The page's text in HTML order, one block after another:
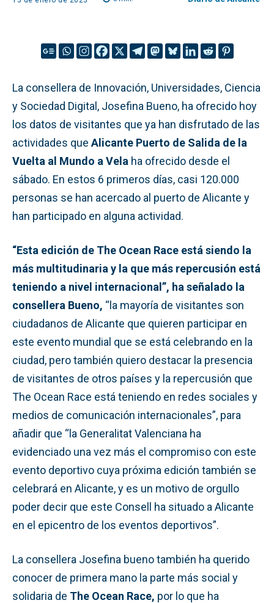
La consellera de Innovación, Universidades, Ciencia
y Sociedad Digital, Josefina Bueno, ha ofrecido hoy
los datos de visitantes que ya han disfrutado de las
actividades que Alicante Puerto de Salida de la
Vuelta al Mundo a Vela ha ofrecido desde el
sábado. En estos 6 primeros días, casi 120.000
personas se han acercado al puerto de Alicante y
han participado en alguna actividad.
“Esta edición de The Ocean Race está siendo la
más multitudinaria y la que más repercusión está
teniendo a nivel internacional”, ha señalado la
consellera Bueno, “la mayoría de visitantes son
ciudadanos de Alicante que quieren participar en
este evento mundial que se está celebrando en la
ciudad, pero también quiero destacar la presencia
de visitantes de otros países y la repercusión que
The Ocean Race está teniendo en redes sociales y
medios de comunicación internacionales”, para
añadir que “la Generalitat Valenciana ha
evidenciado una vez más el compromiso con este
evento deportivo cuya próxima edición también se
celebrará en Alicante, y es un motivo de orgullo
poder decir que este Consell ha situado a Alicante
en el epicentro de los eventos deportivos”.
La consellera Josefina bueno también ha querido
conocer de primera mano la parte más social y
solidaria de The Ocean Race, por lo que ha